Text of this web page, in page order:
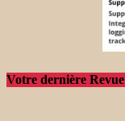
Votre dernière Revue